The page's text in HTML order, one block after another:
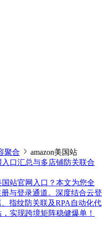
聚合
amazon美国站
入口汇总与多店铺防关联合
国站官网入口？本文为您全
与登录通道。深度结合云登
指纹防关联及RPA自动化代
实现跨境矩阵稳健爆单！